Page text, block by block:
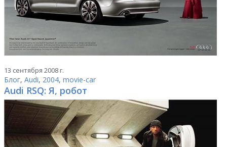
13 сентября 2008 г.
Блог, Audi, 2004, movie-car
Audi RSQ: Я, робот